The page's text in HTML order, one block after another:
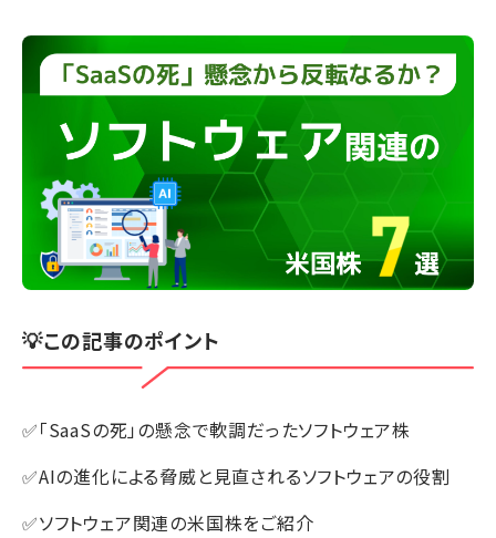
💡この記事のポイント
✅「SaaSの死」の懸念で軟調だったソフトウェア株
✅AIの進化による脅威と見直されるソフトウェアの役割
✅ソフトウェア関連の米国株をご紹介